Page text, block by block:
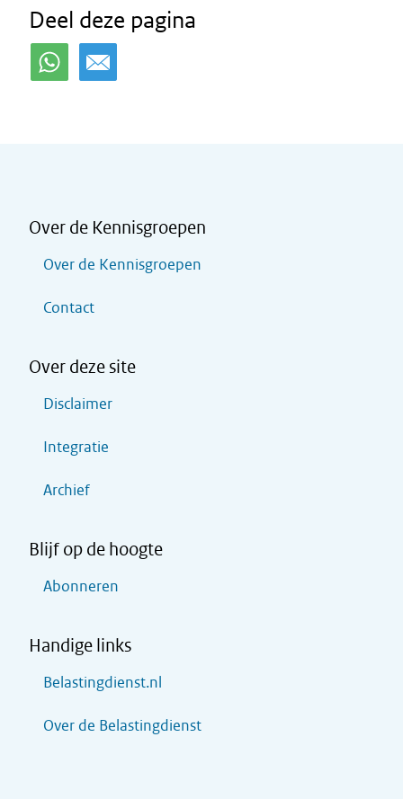
Deel deze pagina
Over de Kennisgroepen
Over de Kennisgroepen
Contact
Over deze site
Disclaimer
Integratie
Archief
Blijf op de hoogte
Abonneren
Handige links
Belastingdienst.nl
Over de Belastingdienst